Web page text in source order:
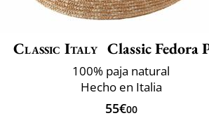
Classic Italy Classic Fedora
100% paja natural
Hecho en Italia
55€00